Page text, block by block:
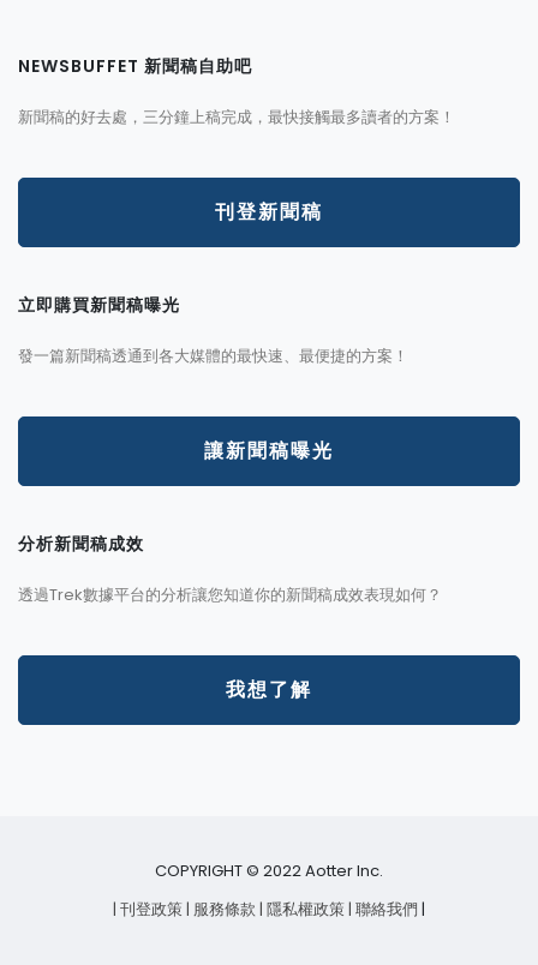
NEWSBUFFET 新聞稿自助吧
新聞稿的好去處，三分鐘上稿完成，最快接觸最多讀者的方案！
刊登新聞稿
立即購買新聞稿曝光
發一篇新聞稿透通到各大媒體的最快速、最便捷的方案！
讓新聞稿曝光
分析新聞稿成效
透過Trek數據平台的分析讓您知道你的新聞稿成效表現如何？
我想了解
COPYRIGHT © 2022 Aotter Inc.
| 刊登政策| 服務條款| 隱私權政策| 聯絡我們 |